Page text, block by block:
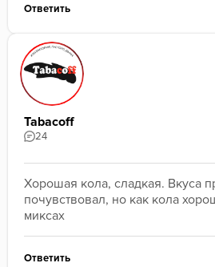
Ответить
Tabacoff
24
Хорошая кола, сладкая. Вкуса
почувствовал, но как кола
миксах
Ответить